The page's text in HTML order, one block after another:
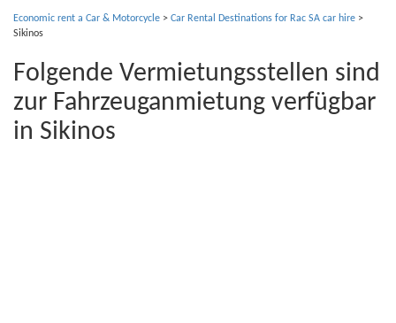
Economic rent a Car & Motorcycle > Car Rental Destinations for Rac SA car hire >
Sikinos
Folgende Vermietungsstellen sind
zur Fahrzeuganmietung verfügbar
in Sikinos